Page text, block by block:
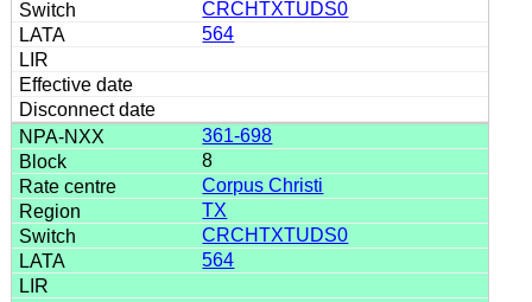
CRCHTXTUDS0
564
361-698
8
Corpus Christi
TX
CRCHTXTUDS0
564